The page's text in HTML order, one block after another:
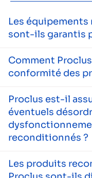
Les
sont-ils garantis
Comment
conformité des
Proclus est-il
éventuels
reconditionnés ?
Les produits